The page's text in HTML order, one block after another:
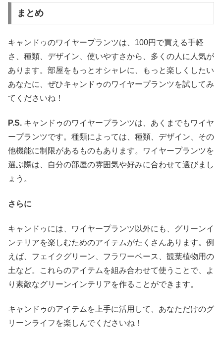
まとめ
キャンドゥのワイヤープランツは、100円で買える手軽
さ、種類、デザイン、使いやすさから、多くの人に人気が
あります。部屋をもっとオシャレに、もっと楽しくしたい
あなたに、ぜひキャンドゥのワイヤープランツを試してみ
てくださいね！
P.S. キャンドゥのワイヤープランツは、あくまでもワイヤ
ープランツです。種類によっては、種類、デザイン、その
他機能に制限があるものもあります。ワイヤープランツを
選ぶ際は、自分の部屋の雰囲気や好みに合わせて選びまし
ょう。
さらに
キャンドゥには、ワイヤープランツ以外にも、グリーンイ
ンテリアを楽しむためのアイテムがたくさんあります。例
えば、フェイクグリーン、フラワーベース、観葉植物用の
土など。これらのアイテムを組み合わせて使うことで、よ
り素敵なグリーンインテリアを作ることができます。
キャンドゥのアイテムを上手に活用して、あなただけのグ
リーンライフを楽しんでくださいね！